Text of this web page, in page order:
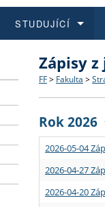
Struktura
Strategie
Podpora
Co
Učitelské
STUDUJÍCÍ
Rigorózní
O vědě a
Granty a
Aktuální
Zápisy
FF > Fakulta >
Rok 2026
2026-05-04
2026-04-27
2026-04-20